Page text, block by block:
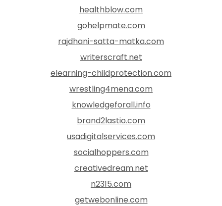
healthblow.com
gohelpmate.com
rajdhani-satta-matka.com
writerscraft.net
elearning-childprotection.com
wrestling4mena.com
knowledgeforall.info
brand2lastio.com
usadigitalservices.com
socialhoppers.com
creativedream.net
n2315.com
getwebonline.com